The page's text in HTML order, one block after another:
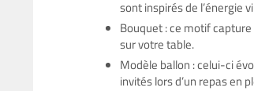
sont inspirés de l’énergie
Bouquet : ce motif
sur votre table.
Modèle ballon : celui-ci
invités lors d’un repas en